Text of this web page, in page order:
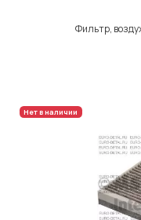
Фильтр,
Нет в наличии